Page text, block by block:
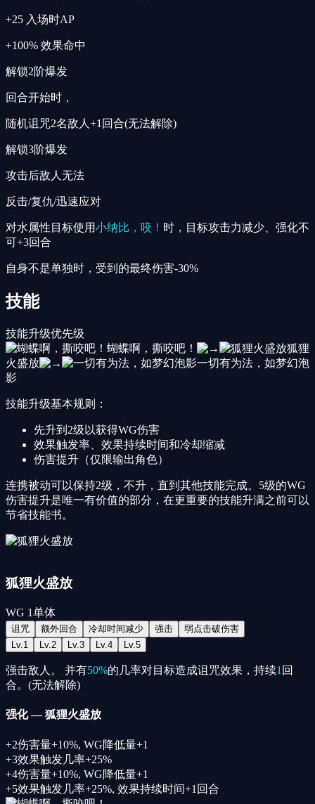
+25 入场时AP
+100% 效果命中
解锁2阶爆发
回合开始时，
随机诅咒2名敌人+1回合(无法解除)
解锁3阶爆发
攻击后敌人无法
反击/复仇/迅速应对
对水属性目标使用小纳比，咬！ 时，目标攻击力减少、强化不
可+3回合
自身不是单独时，受到的最终伤害-30%
技能
技能升级优先级
蝴蝶啊，撕咬吧！
狐狸
火盛放
一切有为法，如梦幻泡
影
技能升级基本规则：
先升到2级以获得WG伤害
效果触发率、效果持续时间和冷却缩减
伤害提升（仅限输出角色）
连携被动可以保持2级，不升，直到其他技能完成。5级的WG
伤害提升是唯一有价值的部分，在更重要的技能升满之前可以
节省技能书。
狐狸火盛放
WG 1单体
诅咒 额外回合 冷却时间减少 强击
弱点击破伤害
Lv.1 Lv.2 Lv.3 Lv.4 Lv.5
强击敌人。 并有50%的几率对目标造成诅咒效果，持续1 回
合。(无法解除)
强化—狐狸火盛放
+2伤害量+10%, WG降低量+1
+3效果触发几率+25%
+4伤害量+10%, WG降低量+1
+5效果触发几率+25%, 效果持续时间+1回合